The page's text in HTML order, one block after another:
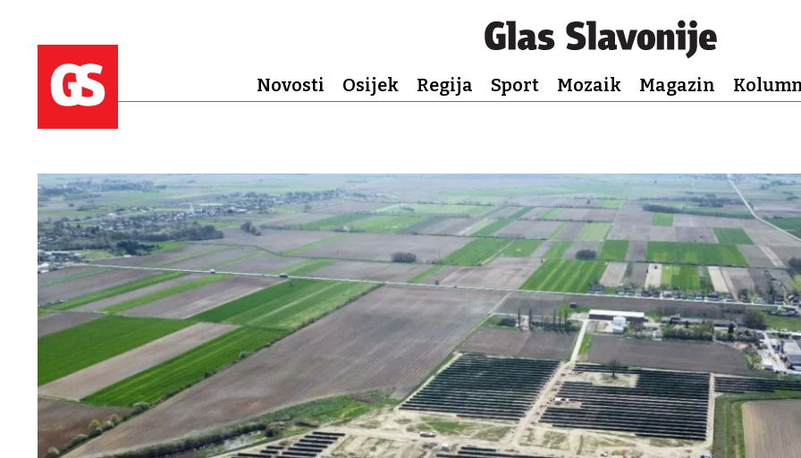
Novosti Osijek Regija Sport Mozaik Magazin